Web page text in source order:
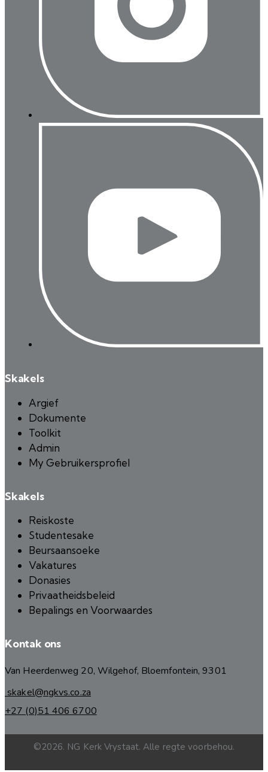
Skakels
Argief
Dokumente
Toolkit
Admin
My Gebruikersprofiel
Skakels
Reiskoste
Studentesake
Beursaansoeke
Vakatures
Donasies
Privaatheidsbeleid
Bepalings en Voorwaardes
Kontak ons
Van Heerdenweg 20, Wilgehof, Bloemfontein, 9301
skakel@ngkvs.co.za
+27 (0)51 406 6700
©2026. NG Kerk Vrystaat. Alle regte voorbehou.